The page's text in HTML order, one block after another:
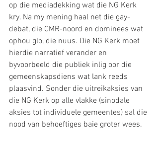
op die mediadekking wat die NG Kerk
kry. Na my mening haal net die gay-
debat, die CMR-noord en dominees wat
ophou glo, die nuus. Die NG Kerk moet
hierdie narratief verander en
byvoorbeeld die publiek inlig oor die
gemeenskapsdiens wat lank reeds
plaasvind. Sonder die uitreikaksies van
die NG Kerk op alle vlakke (sinodale
aksies tot individuele gemeentes) sal die
nood van behoeftiges baie groter wees.